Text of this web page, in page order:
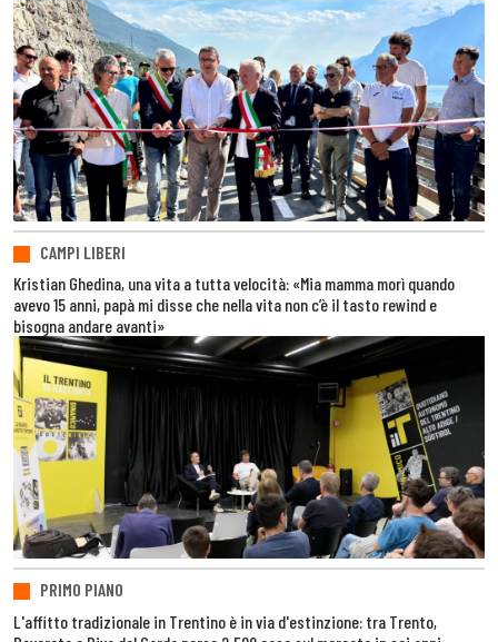
CAMPI LIBERI
Kristian Ghedina, una vita a tutta velocità: «Mia mamma morì quando
avevo 15 anni, papà mi disse che nella vita non c’è il tasto rewind e
bisogna andare avanti»
PRIMO PIANO
L'affitto tradizionale in Trentino è in via d'estinzione: tra Trento,